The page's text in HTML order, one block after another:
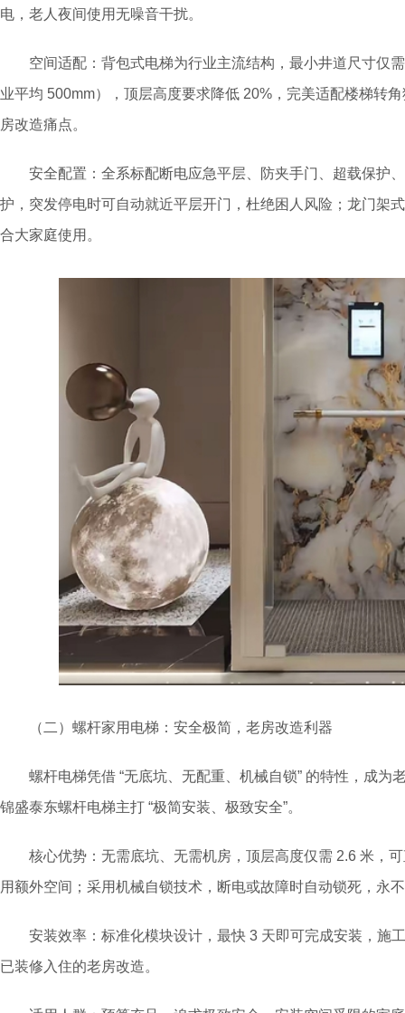
电，老人夜间使用无噪音干扰。
空间适配：背包式电梯为行业主流结构，最小井道尺寸仅需
业平均 500mm），顶层高度要求降低 20%，完美适配楼梯转
房改造痛点。
安全配置：全系标配断电应急平层、防夹手门、超载保护
护，突发停电时可自动就近平层开门，杜绝困人风险；龙门架
合大家庭使用。
（二）螺杆家用电梯：安全极简，老房改造利器
螺杆电梯凭借 “无底坑、无配重、机械自锁” 的特性，成为
锦盛泰东螺杆电梯主打 “极简安装、极致安全”。
核心优势：无需底坑、无需机房，顶层高度仅需 2.6 米，可
用额外空间；采用机械自锁技术，断电或故障时自动锁死，永
安装效率：标准化模块设计，最快 3 天即可完成安装，施
已装修入住的老房改造。